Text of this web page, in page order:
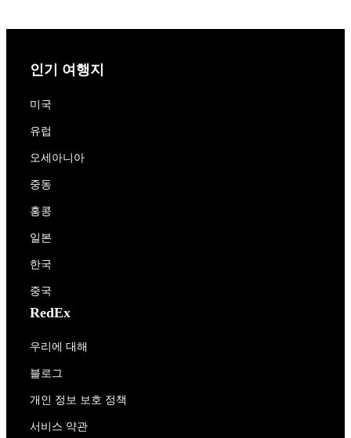
인기 여행지
미국
유럽
오세아니아
중동
홍콩
일본
한국
중국
RedEx
우리에 대해
블로그
개인 정보 보호 정책
서비스 약관